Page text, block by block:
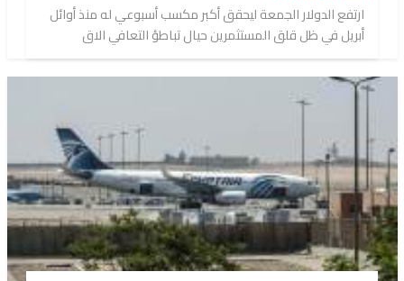
ارتفع الدولار الجمعة ليحقق أكبر مكسب أسبوعي له منذ أوائل
أبريل في ظل قلق المستثمرين حيال تباطؤ التعافي الاق